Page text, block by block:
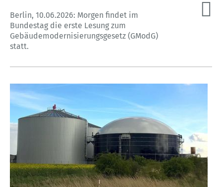
Berlin, 10.06.2026: Morgen findet im
Bundestag die erste Lesung zum
Gebäudemodernisierungsgesetz (GModG)
statt.